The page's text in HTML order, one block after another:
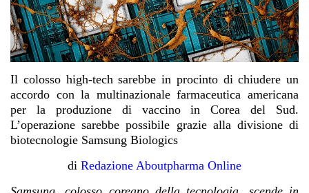
Il colosso high-tech sarebbe in procinto di chiudere un
accordo con la multinazionale farmaceutica americana
per la produzione di vaccino in Corea del Sud.
L’operazione sarebbe possibile grazie alla divisione di
biotecnologie Samsung Biologics
di Redazione Aboutpharma Online